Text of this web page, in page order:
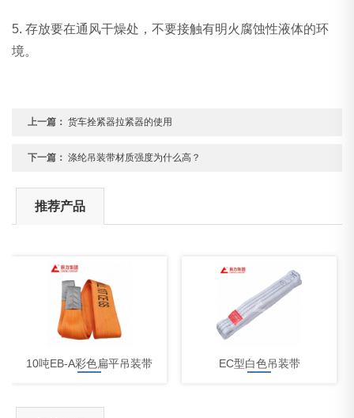
5. 存放要在通风干燥处，不要接触有明火腐蚀性液体的环
境。
上一篇： 货车拴紧器拉紧器的使用
下一篇： 涤纶吊装带材质强度为什么高？
推荐产品
10吨EB-A彩色扁平吊装带 EC型白色吊装带